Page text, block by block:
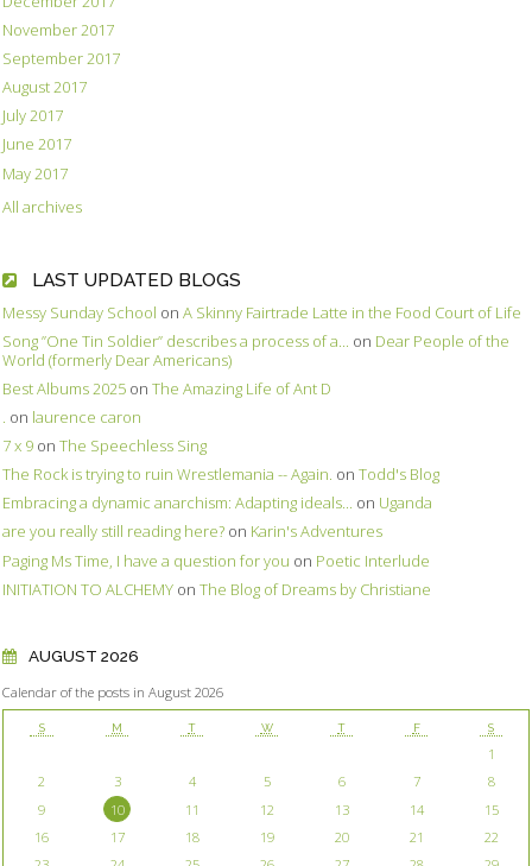
November 2017
September 2017
August 2017
July 2017
June 2017
May 2017
All archives
LAST UPDATED BLOGS
Messy Sunday School on A Skinny Fairtrade Latte in the Food Court of Life
Song ”One Tin Soldier” describes a process of a... on Dear People of the
World (formerly Dear Americans)
Best Albums 2025 on The Amazing Life of Ant D
. on laurence caron
7 x 9 on The Speechless Sing
The Rock is trying to ruin Wrestlemania -- Again. on Todd's Blog
Embracing a dynamic anarchism: Adapting ideals... on Uganda
are you really still reading here? on Karin's Adventures
Paging Ms Time, I have a question for you on Poetic Interlude
INITIATION TO ALCHEMY on The Blog of Dreams by Christiane
AUGUST 2026
Calendar of the posts in August 2026
S M T W T F S
1
2
3 4 5 6 7
8
9
10 11 12 13 14
15
16
17 18 19 20 21
22